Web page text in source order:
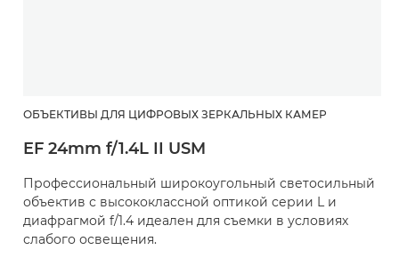
ОБЪЕКТИВЫ ДЛЯ ЦИФРОВЫХ ЗЕРКАЛЬНЫХ КАМЕР
EF 24mm f/1.4L II USM
Профессиональный широкоугольный светосильный
объектив с высококлассной оптикой серии L и
диафрагмой f/1.4 идеален для съемки в условиях
слабого освещения.